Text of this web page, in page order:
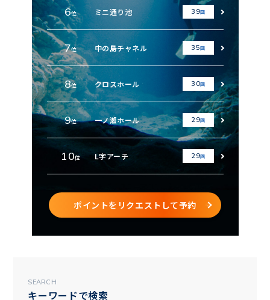
6位 ミニ通り池 39回
7位 中の島チャネル 35回
8位 クロスホール 30回
9位 一ノ瀬ホール 29回
10位 L字アーチ 29回
ポイントをリクエストして予約
SEARCH
キーワードで検索